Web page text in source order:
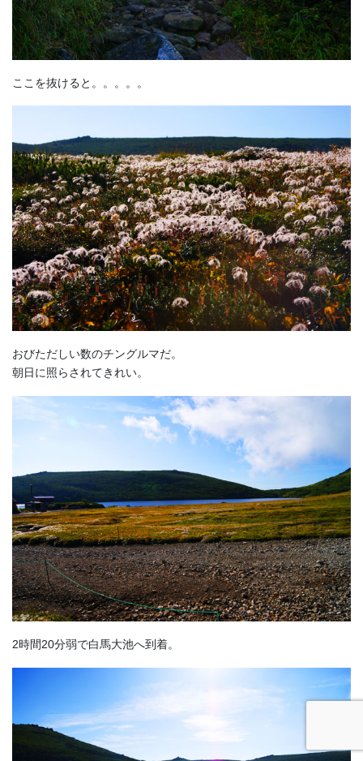
ここを抜けると。。。。。
おびただしい数のチングルマだ。
朝日に照らされてきれい。
2時間20分弱で白馬大池へ到着。